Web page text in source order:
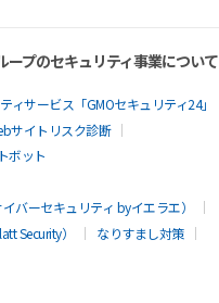
ープのセキュリティ事業について
ィサービス「GMOセキュリティ24」
サイトリスク診断
ボット
バーセキュリティ byイエラエ）
Security）
なりすまし対策